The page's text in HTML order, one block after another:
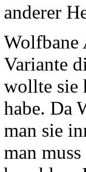
anderer
Wolfbane
Variante
wollte sie
habe. Da
man sie
man